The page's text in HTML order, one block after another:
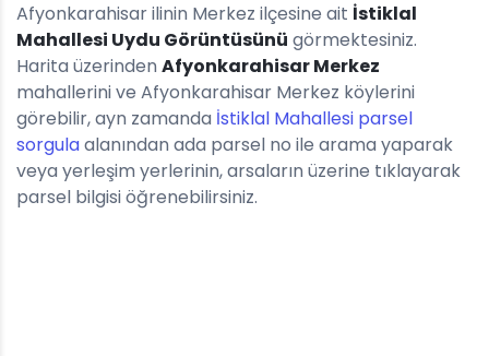
Afyonkarahisar ilinin Merkez ilçesine ait İstiklal
Mahallesi Uydu Görüntüsünü görmektesiniz.
Harita üzerinden Afyonkarahisar Merkez
mahallerini ve Afyonkarahisar Merkez köylerini
görebilir, ayn zamanda İstiklal Mahallesi parsel
sorgulaalanından ada parsel no ile arama yaparak
veya yerleşim yerlerinin, arsaların üzerine tıklayarak
parsel bilgisi öğrenebilirsiniz.